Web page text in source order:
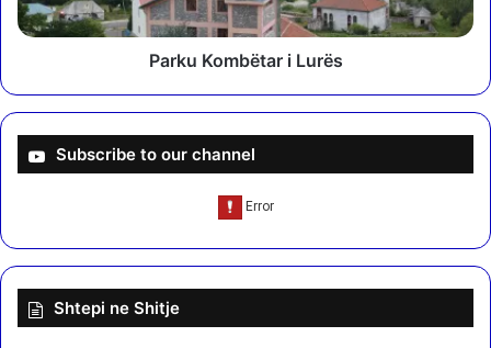
m
b
L
s
Parku Kombëtar i Lurës
Subscribe to our channel
Shtepi ne Shitje